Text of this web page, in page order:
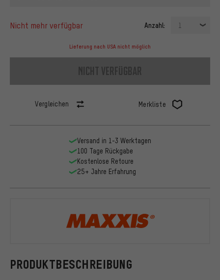
nicht mehr verfügbar Anzahl: 1
Lieferung nach USA nicht möglich
nicht verfügbar
Vergleichen Merkliste
PRODUKTBESCHREIBUNG
Versand in 1-3 Werktagen
100 Tage Rückgabe
Kostenlose Retoure
25+ Jahre Erfahrung